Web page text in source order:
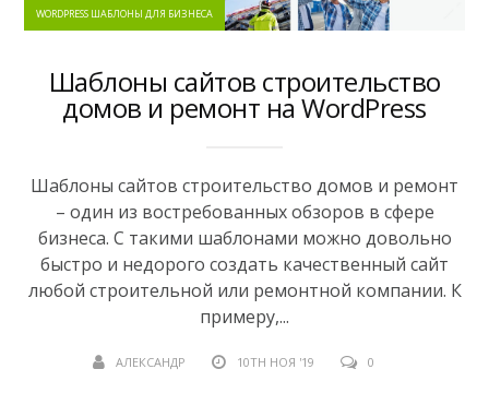
WORDPRESS ШАБЛОНЫ ДЛЯ БИЗНЕСА
Шаблоны сайтов строительство
домов и ремонт на WordPress
Шаблоны сайтов строительство домов и ремонт
– один из востребованных обзоров в сфере
бизнеса. С такими шаблонами можно довольно
быстро и недорого создать качественный сайт
любой строительной или ремонтной компании. К
примеру,...
АЛЕКСАНДР 10TH НОЯ '19 0